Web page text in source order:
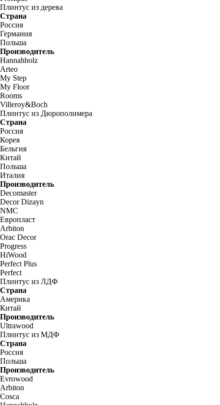
Плинтус из дерева
Страна
Россия
Германия
Польша
Производитель
Hannahholz
Arteo
My Step
My Floor
Rooms
Villeroy&Boch
Плинтус из Дюрополимера
Страна
Россия
Корея
Бельгия
Китай
Польша
Италия
Производитель
Decomaster
Decor Dizayn
NMC
Европласт
Arbiton
Orac Decor
Progress
HiWood
Perfect Plus
Perfect
Плинтус из ЛДФ
Страна
Америка
Китай
Производитель
Ultrawood
Плинтус из МДФ
Страна
Россия
Польша
Производитель
Evrowood
Arbiton
Cosca